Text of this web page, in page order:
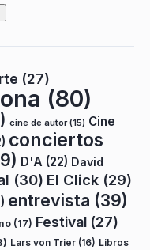
(27)
(80)
cine de autor(15) Cine
conciertos
D'A (22) David
(30) El Click (29)
entrevista (39)
(17) Festival (27)
Lars von Trier (16) Libros